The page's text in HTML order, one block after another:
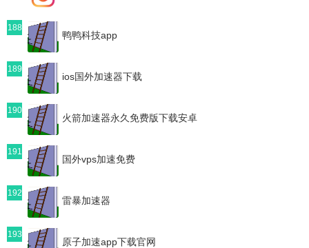
188
鸭鸭科技app
189
ios国外加速器下载
190
火箭加速器永久免费版下载安卓
191
国外vps加速免费
192
雷暴加速器
193
原子加速app下载官网